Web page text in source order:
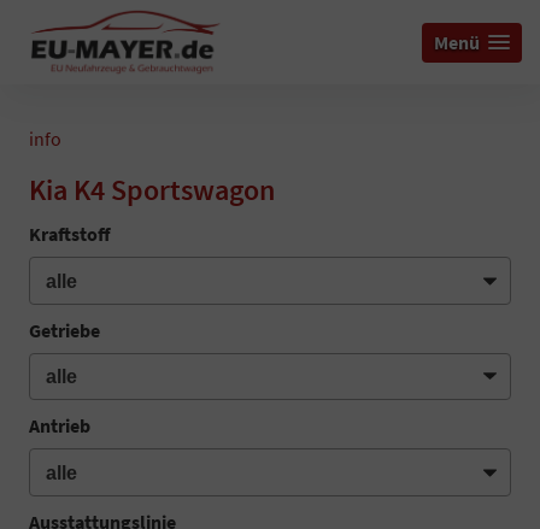
Menü
info
Kia K4 Sportswagon
Kraftstoff
Getriebe
Antrieb
Ausstattungslinie